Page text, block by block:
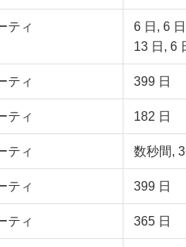
ティ
6 日, 6
13 日, 6
ティ 399 日
ティ 182 日
ティ 数秒間,
ティ 399 日
ティ 365 日